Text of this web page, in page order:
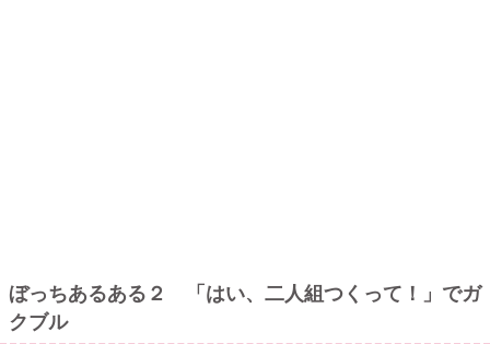
ぼっちあるある２ 「はい、二人組つくって！」でガ
クブル